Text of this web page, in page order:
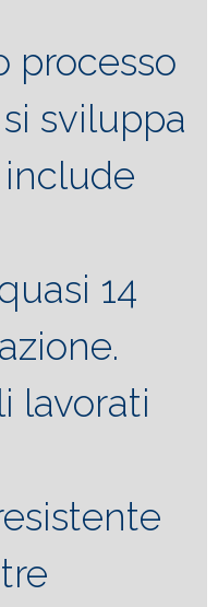
processo
sviluppa
14
lavorati